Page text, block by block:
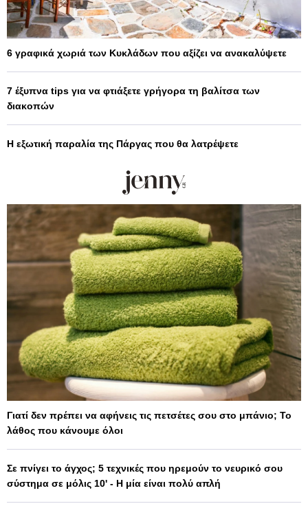
6 γραφικά χωριά των Κυκλάδων που αξίζει να ανακαλύψετε
7 έξυπνα tips για να φτιάξετε γρήγορα τη βαλίτσα των
διακοπών
Η εξωτική παραλία της Πάργας που θα λατρέψετε
Γιατί δεν πρέπει να αφήνεις τις πετσέτες σου στο μπάνιο; Το
λάθος που κάνουμε όλοι
Σε πνίγει το άγχος; 5 τεχνικές που ηρεμούν το νευρικό σου
σύστημα σε μόλις 10' - Η μία είναι πολύ απλή